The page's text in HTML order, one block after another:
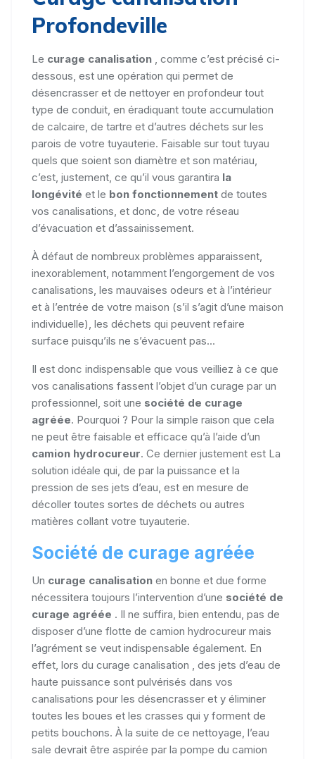
Profondeville
Le curage canalisation , comme c’est précisé ci-
dessous, est une opération qui permet de
désencrasser et de nettoyer en profondeur tout
type de conduit, en éradiquant toute accumulation
de calcaire, de tartre et d’autres déchets sur les
parois de votre tuyauterie. Faisable sur tout tuyau
quels que soient son diamètre et son matériau,
c’est, justement, ce qu’il vous garantira la
longévité et le bon fonctionnement de toutes
vos canalisations, et donc, de votre réseau
d’évacuation et d’assainissement.
À défaut de nombreux problèmes apparaissent,
inexorablement, notamment l’engorgement de vos
canalisations, les mauvaises odeurs et à l’intérieur
et à l’entrée de votre maison (s’il s’agit d’une maison
individuelle), les déchets qui peuvent refaire
surface puisqu’ils ne s’évacuent pas...
Il est donc indispensable que vous veilliez à ce que
vos canalisations fassent l’objet d’un curage par un
professionnel, soit une société de curage
agréée. Pourquoi ? Pour la simple raison que cela
ne peut être faisable et efficace qu’à l’aide d’un
camion hydrocureur. Ce dernier justement est La
solution idéale qui, de par la puissance et la
pression de ses jets d’eau, est en mesure de
décoller toutes sortes de déchets ou autres
matières collant votre tuyauterie.
Société de curage agréée
Un curage canalisation en bonne et due forme
nécessitera toujours l’intervention d’une société de
curage agréée . Il ne suffira, bien entendu, pas de
disposer d’une flotte de camion hydrocureur mais
l’agrément se veut indispensable également. En
effet, lors du curage canalisation , des jets d’eau de
haute puissance sont pulvérisés dans vos
canalisations pour les désencrasser et y éliminer
toutes les boues et les crasses qui y forment de
petits bouchons. À la suite de ce nettoyage, l’eau
sale devrait être aspirée par la pompe du camion